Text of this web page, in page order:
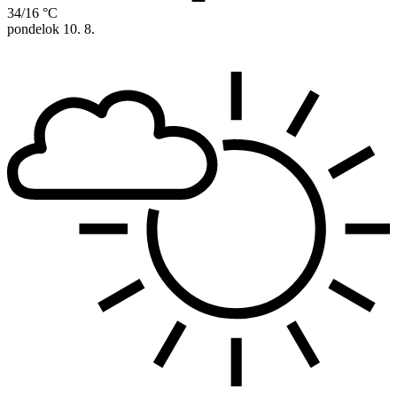
34/16 °C
pondelok 10. 8.